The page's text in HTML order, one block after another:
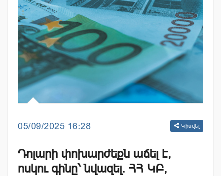
05/09/2025 16:28 Կիսվել
Դոլարի փոխարժեքն աճել է,
ոսկու գինը՝ նվազել. ՀՀ ԿԲ,